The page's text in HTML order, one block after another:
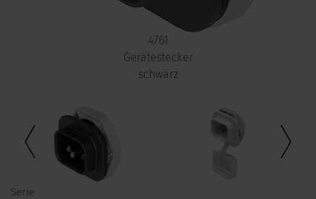
4761
Gerätestecker
schwarz
Serie